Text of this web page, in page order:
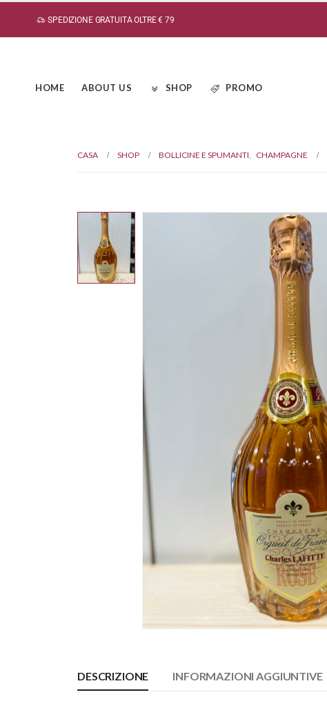
SPEDIZIONE GRATUITA OLTRE € 79
HOME ABOUT US SHOP PROMO
CASA SHOP BOLLICINE E SPUMANTI CHAMPAGNE
DESCRIZIONE INFORMAZIONI AGGIUNTIVE